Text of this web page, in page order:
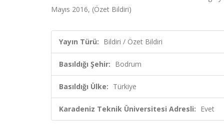
Mayıs 2016, (Özet Bildiri)
Yayın Türü: Bildiri / Özet Bildiri
Basıldığı Şehir: Bodrum
Basıldığı Ülke: Türkiye
Karadeniz Teknik Üniversitesi Adresli: Evet